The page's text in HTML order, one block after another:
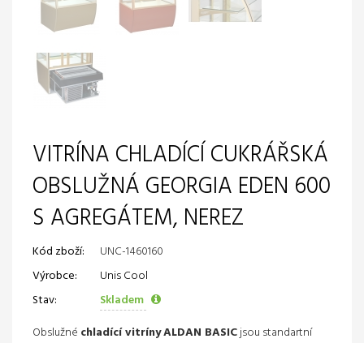
VITRÍNA CHLADÍCÍ CUKRÁŘSKÁ
OBSLUŽNÁ GEORGIA EDEN 600
S AGREGÁTEM, NEREZ
Kód zboží:
UNC-1460160
Výrobce:
Unis Cool
Stav:
Skladem
Obslužné chladící vitrínyALDAN BASICjsou standartní